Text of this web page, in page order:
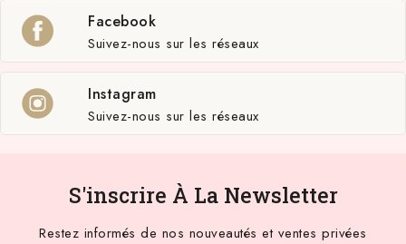
Facebook
Suivez-nous sur les réseaux
Instagram
Suivez-nous sur les réseaux
S'inscrire À La Newsletter
Restez informés de nos nouveautés et ventes privées